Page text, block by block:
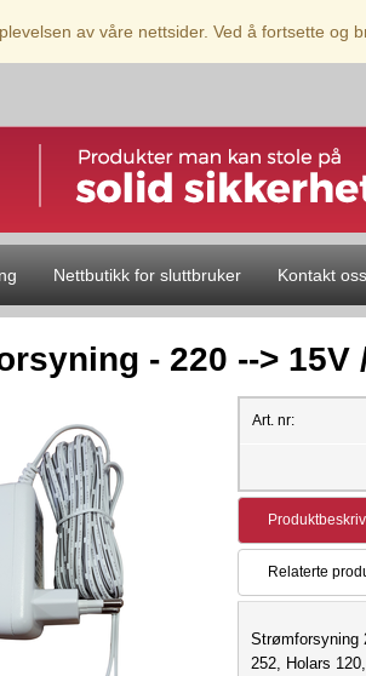
av våre nettsider. Ved å fortsette og
Nettbutikk for sluttbruker Kontakt oss
- 220 --> 15V
Art. nr:
Relaterte
Strømforsyning
252, Holars